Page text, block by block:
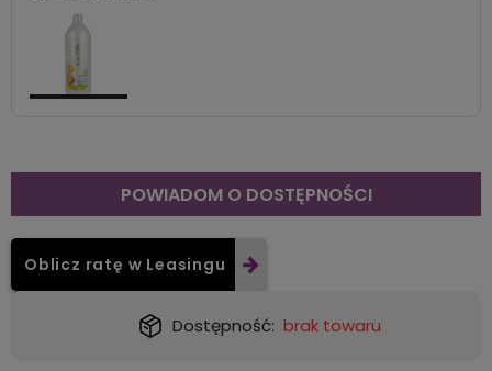
POWIADOM O DOSTĘPNOŚCI
Oblicz ratę w Leasingu
Dostępność: brak towaru